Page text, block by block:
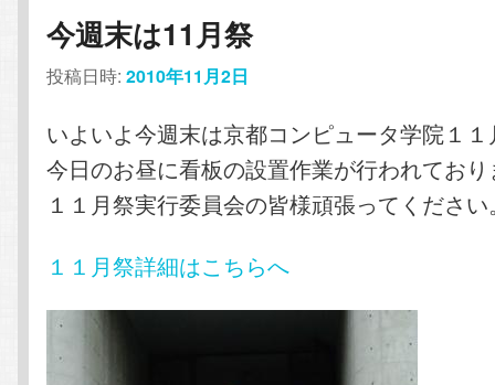
今週末は11月祭
投稿日時:2010年11月2日
いよいよ今週末は京都コンピュータ学院１
今日のお昼に看板の設置作業が行われてお
１１月祭実行委員会の皆様頑張ってください
１１月祭詳細はこちらへ